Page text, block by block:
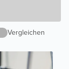
Vergleichen